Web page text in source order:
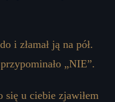
i złamał ją na pół.
„NIE”.
się u ciebie zjawiłem